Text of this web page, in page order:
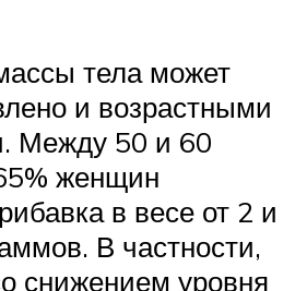
тела может
и возрастными
Между 50 и 60
женщин
в весе от 2 и
В частности,
снижением уровня